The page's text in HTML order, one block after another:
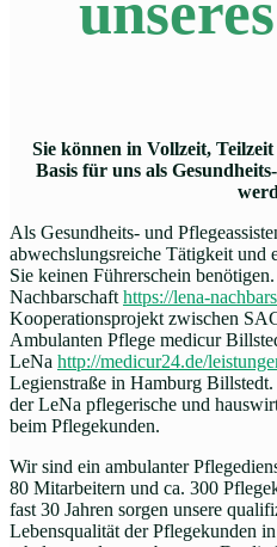
Sie können in Vollzeit,
Basis für uns als
Als Gesundheits- und
abwechslungsreiche Tätigkeit und
Sie keinen Führerschein
Nachbarschafthttps://lena-
Kooperationsprojekt zwischen
Ambulanten Pflege medicur
LeNa http://medicur24.de/
Legienstraße in Hamburg
der LeNa pflegerische und
beim Pflegekunden.
Wir sind ein ambulanter
80 Mitarbeitern und ca. 300
fast 30 Jahren sorgen unsere
Lebensqualität der Pflegekunden